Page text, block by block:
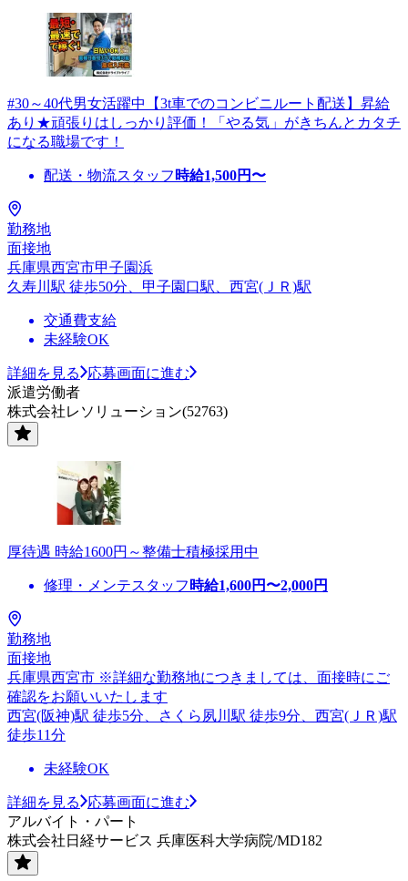
#30～40代男女活躍中【3t車でのコンビニルート配送】昇給
あり★頑張りはしっかり評価！「やる気」がきちんとカタチ
になる職場です！
配送・物流スタッフ 時給1,500円〜
勤務地
面接地
兵庫県西宮市甲子園浜
久寿川駅 徒歩50分、甲子園口駅、西宮(ＪＲ)駅
交通費支給
未経験OK
詳細を見る
応募画面に進む
派遣労働者
株式会社レソリューション(52763)
厚待遇 時給1600円～整備士積極採用中
修理・メンテスタッフ 時給1,600円〜2,000円
勤務地
面接地
兵庫県西宮市 ※詳細な勤務地につきましては、面接時にご
確認をお願いいたします
西宮(阪神)駅 徒歩5分、さくら夙川駅 徒歩9分、西宮(ＪＲ)駅
徒歩11分
未経験OK
詳細を見る
応募画面に進む
アルバイト・パート
株式会社日経サービス 兵庫医科大学病院/MD182